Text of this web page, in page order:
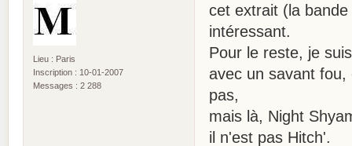
Lieu : Paris
Inscription : 10-01-2007
Messages : 2 288
cet extrait (la
intéressant.
Pour le reste, je
avec un savant
pas,
mais là, Night
il n'est pas Hitch'.